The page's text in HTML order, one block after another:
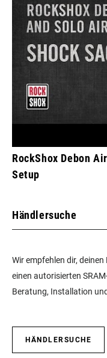
RockShox Debon
Setup
Händlersuche
Wir empfehlen dir,
einen autorisierten
Beratung, Installation
HÄNDLERSUCHE